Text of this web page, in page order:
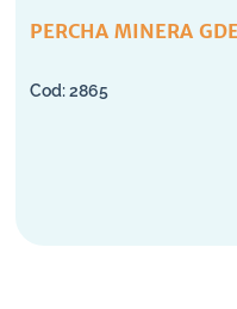
PERCHA MINERA
2865